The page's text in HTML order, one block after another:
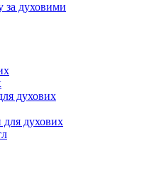
за духовими
духових
для духових